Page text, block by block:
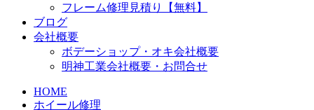
フレーム修理見積り【無料】
ブログ
会社概要
ボデーショップ・オキ会社概要
明神工業会社概要・お問合せ
HOME
ホイール修理